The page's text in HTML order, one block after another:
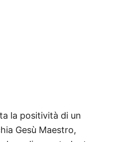
la positività di un
Gesù Maestro,